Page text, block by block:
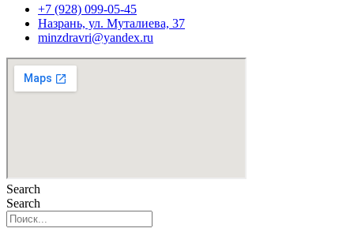
+7 (928) 099-05-45
Назрань, ул. Муталиева, 37
minzdravri@yandex.ru
Search
Search